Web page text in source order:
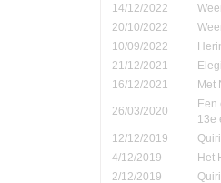
14/12/2022
20/10/2022
10/09/2022
21/12/2021
16/12/2021
Met
26/03/2020
Een
13e
12/12/2019
4/12/2019
Het
2/12/2019